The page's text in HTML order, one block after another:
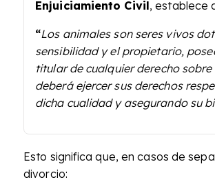
Enjuiciamiento Civil, establece
“Los animales son seres vivos
sensibilidad y el propietario,
titular de cualquier derecho sobre
deberá ejercer sus derechos
dicha cualidad y asegurando su
Esto significa que, en casos de
divorcio: